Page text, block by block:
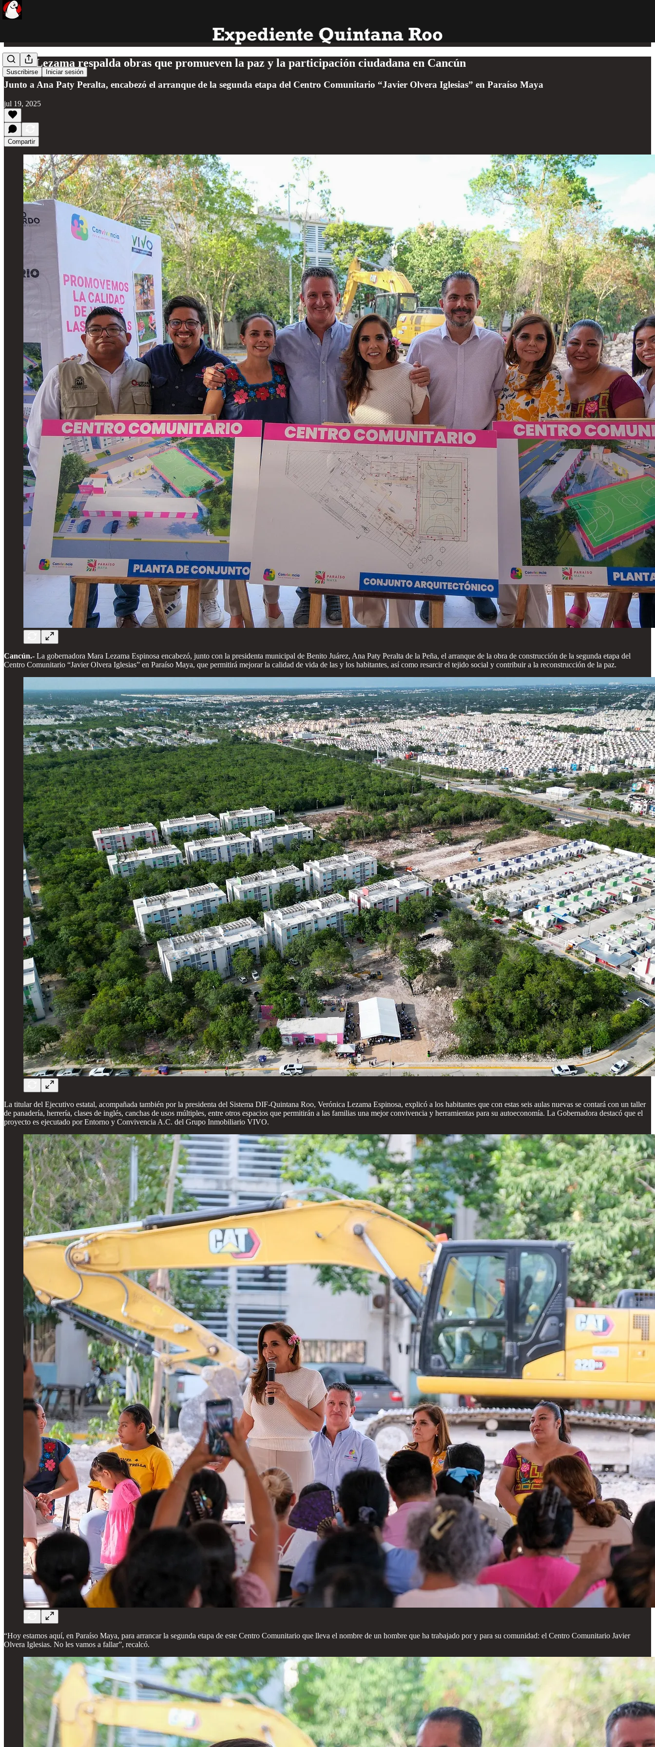
Suscribirse Iniciar sesión
Mara Lezama respalda obras que promueven la paz y la participación ciudadana en Cancún
Junto a Ana Paty Peralta, encabezó el arranque de la segunda etapa del Centro Comunitario “Javier Olvera Iglesias” en Paraíso Maya
jul 19, 2025
Compartir
Cancún.- La gobernadora Mara Lezama Espinosa encabezó, junto con la presidenta municipal de Benito Juárez, Ana Paty Peralta de la Peña, el arranque de la obra de construcción de la segunda etapa del
Centro Comunitario “Javier Olvera Iglesias” en Paraíso Maya, que permitirá mejorar la calidad de vida de las y los habitantes, así como resarcir el tejido social y contribuir a la reconstrucción de la paz.
La titular del Ejecutivo estatal, acompañada también por la presidenta del Sistema DIF-Quintana Roo, Verónica Lezama Espinosa, explicó a los habitantes que con estas seis aulas nuevas se contará con un taller
de panadería, herrería, clases de inglés, canchas de usos múltiples, entre otros espacios que permitirán a las familias una mejor convivencia y herramientas para su autoeconomía. La Gobernadora destacó que el
proyecto es ejecutado por Entorno y Convivencia A.C. del Grupo Inmobiliario VIVO.
“Hoy estamos aquí, en Paraíso Maya, para arrancar la segunda etapa de este Centro Comunitario que lleva el nombre de un hombre que ha trabajado por y para su comunidad: el Centro Comunitario Javier
Olvera Iglesias. No les vamos a fallar”, recalcó.